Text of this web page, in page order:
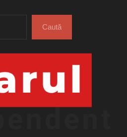
Caută